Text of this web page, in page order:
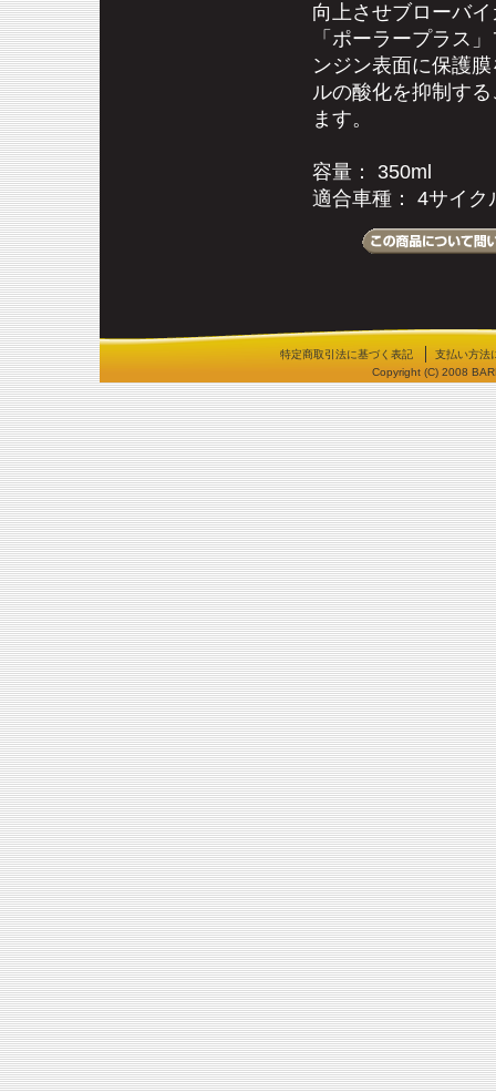
向上させブローバ
「ポーラープラス
ンジン表面に保護
ルの酸化を抑制す
ます。
容量： 350ml
適合車種： 4サイク
特定商取引法に基づく表記
支払い方法
Copyright (C) 2008